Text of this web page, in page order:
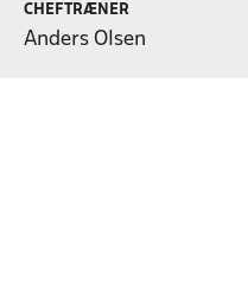
CHEFTRÆNER
Anders Olsen